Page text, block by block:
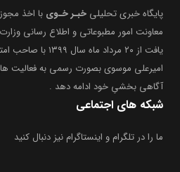
پایگاه خبری تحلیلی خبـر خـوی
معاونت امور مطبوعاتی و اطلاع رسانی
یافت از ۲۰ مرداد
امیرعلی موسوی بصورت رسمی به فعالیت
آگاهی بخشیِ خود ادامه دهد .
شبکه های اجتماعی
ما را در تلگرام و اینستاگرام نیز دنبال کنید